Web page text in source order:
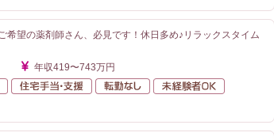
望の薬剤師さん、必見です！休日多め♪リラックスタイム
年収419〜743万円
年間休日120日以上 住宅手当・支援 転勤なし